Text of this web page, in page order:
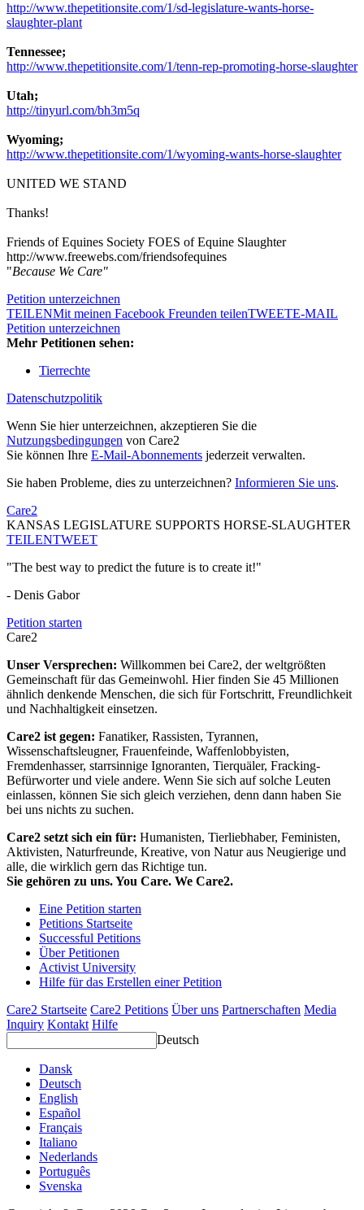
http://www.thepetitionsite.com/1/sd-legislature-wants-horse-
slaughter-plant
Tennessee;
http://www.thepetitionsite.com/1/tenn-rep-promoting-horse-slaughter
Utah;
http://tinyurl.com/bh3m5q
Wyoming;
http://www.thepetitionsite.com/1/wyoming-wants-horse-slaughter
UNITED WE STAND
Thanks!
Friends of Equines Society FOES of Equine Slaughter
http://www.freewebs.com/friendsofequines
"Because We Care"
Petition unterzeichnen
TEILENMit meinen Facebook Freunden teilenTWEETE-MAIL
Petition unterzeichnen
Mehr Petitionen sehen:
Tierrechte
Datenschutzpolitik
Wenn Sie hier unterzeichnen, akzeptieren Sie die
Nutzungsbedingungen von Care2
Sie können Ihre E-Mail-Abonnements jederzeit verwalten.
Sie haben Probleme, dies zu unterzeichnen? Informieren Sie uns.
Care2
KANSAS LEGISLATURE SUPPORTS HORSE-SLAUGHTER
TEILENTWEET
"The best way to predict the future is to create it!"
- Denis Gabor
Petition starten
Care2
Unser Versprechen: Willkommen bei Care2, der weltgrößten
Gemeinschaft für das Gemeinwohl. Hier finden Sie 45 Millionen
ähnlich denkende Menschen, die sich für Fortschritt, Freundlichkeit
und Nachhaltigkeit einsetzen.
Care2 ist gegen: Fanatiker, Rassisten, Tyrannen,
Wissenschaftsleugner, Frauenfeinde, Waffenlobbyisten,
Fremdenhasser, starrsinnige Ignoranten, Tierquäler, Fracking-
Befürworter und viele andere. Wenn Sie sich auf solche Leuten
einlassen, können Sie sich gleich verziehen, denn dann haben Sie
bei uns nichts zu suchen.
Care2 setzt sich ein für: Humanisten, Tierliebhaber, Feministen,
Aktivisten, Naturfreunde, Kreative, von Natur aus Neugierige und
alle, die wirklich gern das Richtige tun.
Sie gehören zu uns. You Care. We Care2.
Eine Petition starten
Petitions Startseite
Successful Petitions
Über Petitionen
Activist University
Hilfe für das Erstellen einer Petition
Care2 Startseite Care2 Petitions Über uns Partnerschaften Media
Inquiry Kontakt Hilfe
Deutsch
Dansk
Deutsch
English
Español
Français
Italiano
Nederlands
Português
Svenska